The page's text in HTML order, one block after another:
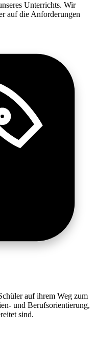
Unterrichts. Wir
auf die Anforderungen
auf ihrem Weg zum
und Berufsorientierung,
sind.